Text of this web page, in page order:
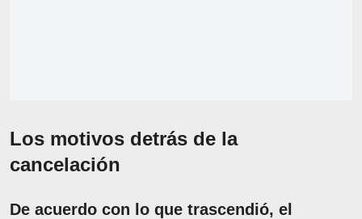
Los motivos detrás de la
cancelación
De acuerdo con lo que trascendió, el